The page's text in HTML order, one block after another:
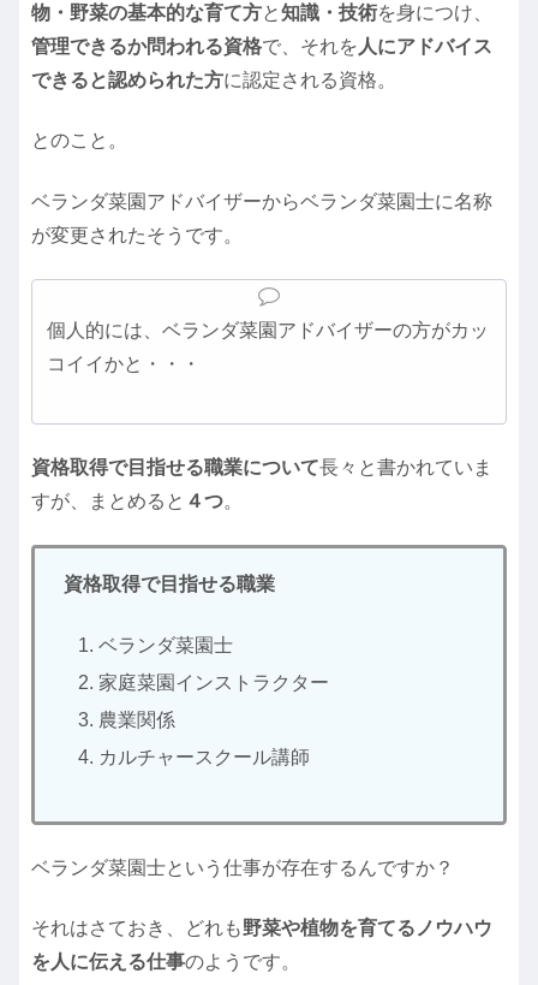
物・野菜の基本的な育て方と知識・技術を身につけ、
管理できるか問われる資格で、それを 人にアドバイス
できると認められた方に認定される資格。
とのこと。
ベランダ菜園アドバイザーからベランダ菜園士に名称
が変更されたそうです。
個人的には、ベランダ菜園アドバイザーの方がカッ
コイイかと・・・
資格取得で目指せる職業について長々と書かれていま
すが、まとめると ４つ。
資格取得で目指せる職業
ベランダ菜園士
家庭菜園インストラクター
農業関係
カルチャースクール講師
ベランダ菜園士という仕事が存在するんですか？
それはさておき、どれも野菜や植物を育てるノウハウ
を人に伝える仕事のようです。